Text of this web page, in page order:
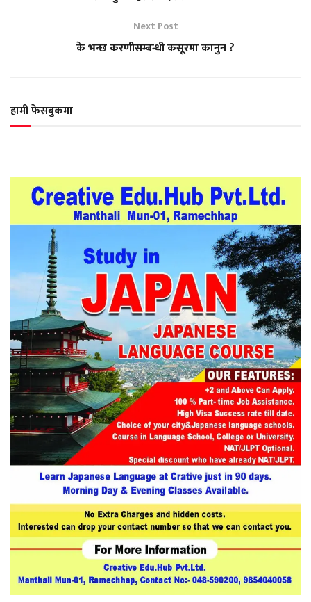
Next Post
के भन्छ करणीसम्बन्धी कसूरमा कानुन ?
हामी फेसबुकमा